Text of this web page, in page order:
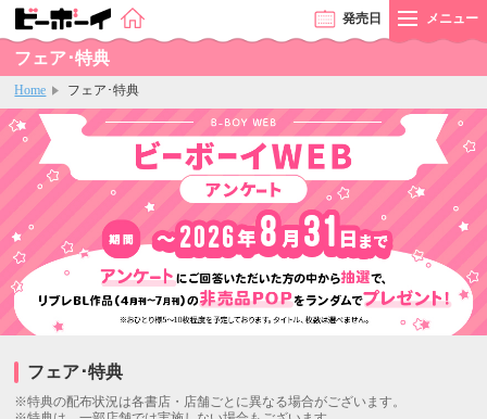
発売日 メニュー
フェア･特典
Home フェア･特典
フェア･特典
※特典の配布状況は各書店・店舗ごとに異なる場合がございます。